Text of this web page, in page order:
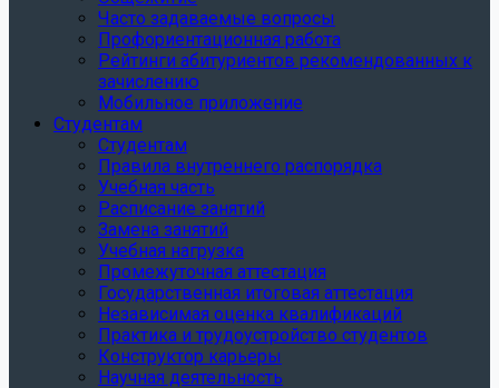
Часто задаваемые вопросы
Профориентационная работа
Рейтинги абитуриентов рекомендованных к
зачислению
Мобильное приложение
Студентам
Студентам
Правила внутреннего распорядка
Учебная часть
Расписание занятий
Замена занятий
Учебная нагрузка
Промежуточная аттестация
Государственная итоговая аттестация
Независимая оценка квалификаций
Практика и трудоустройство студентов
Конструктор карьеры
Научная деятельность